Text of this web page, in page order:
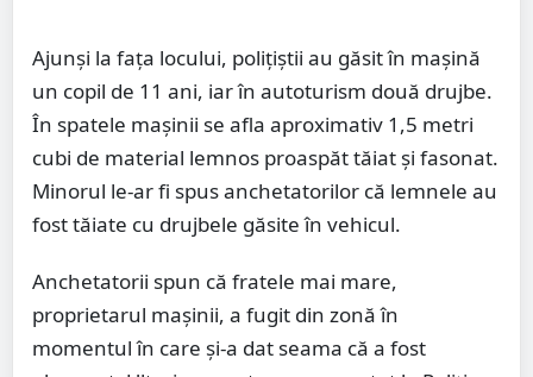
Ajunși la fața locului, polițiștii au găsit în mașină
un copil de 11 ani, iar în autoturism două drujbe.
În spatele mașinii se afla aproximativ 1,5 metri
cubi de material lemnos proaspăt tăiat și fasonat.
Minorul le-ar fi spus anchetatorilor că lemnele au
fost tăiate cu drujbele găsite în vehicul.
Anchetatorii spun că fratele mai mare,
proprietarul mașinii, a fugit din zonă în
momentul în care și-a dat seama că a fost